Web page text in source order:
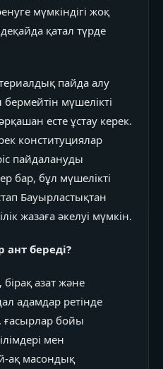
мүмкіндігі жоқ
қатал түрде
пайда алу
мүшелікті
есте ұстау керек.
конституциялар
пайдалануды
бар, бұл мүшелікті
Бауырластықтан
жазаға әкелуі мүмкін.
ант береді?
азат және
адамдар ретінде
ғасырлар бойы
мен
ақ масондық